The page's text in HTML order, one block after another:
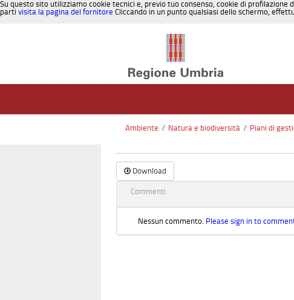
Su questo sito utilizziamo cookie tecnici e, previo tuo consenso, cookie di
parti visita la pagina del fornitore Cliccando in un punto qualsiasi dello schermo,
Ambiente / Natura e biodiversità / Piani di
Download
Commenti
Nessun commento. Please sign in to